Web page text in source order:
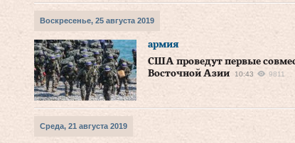
Воскресенье, 25 августа 2019
армия
США проведут первые
Восточной Азии
10:43 9811
Среда, 21 августа 2019